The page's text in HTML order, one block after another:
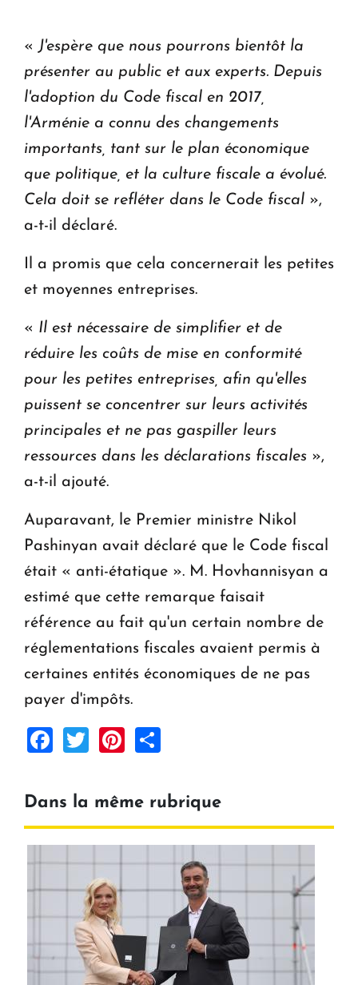
« J'espère que nous pourrons bientôt la
présenter au public et aux experts. Depuis
l'adoption du Code fiscal en 2017,
l'Arménie a connu des changements
importants, tant sur le plan économique
que politique, et la culture fiscale a évolué.
Cela doit se refléter dans le Code fiscal »,
a-t-il déclaré.
Il a promis que cela concernerait les petites
et moyennes entreprises.
« Il est nécessaire de simplifier et de
réduire les coûts de mise en conformité
pour les petites entreprises, afin qu'elles
puissent se concentrer sur leurs activités
principales et ne pas gaspiller leurs
ressources dans les déclarations fiscales »,
a-t-il ajouté.
Auparavant, le Premier ministre Nikol
Pashinyan avait déclaré que le Code fiscal
était « anti-étatique ». M. Hovhannisyan a
estimé que cette remarque faisait
référence au fait qu'un certain nombre de
réglementations fiscales avaient permis à
certaines entités économiques de ne pas
payer d'impôts.
Facebook
TwitterPinterest
Dans la même rubrique